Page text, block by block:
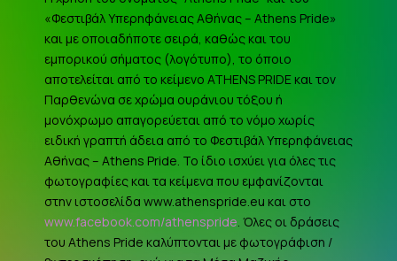
«Φεστιβάλ Υπερηφάνειας Αθήνας – Athens Pride»
και με οποιαδήποτε σειρά, καθώς και του
εμπορικού σήματος (λογότυπο), το όποιο
αποτελείται από το κείμενο ATHENS PRIDE και τον
Παρθενώνα σε χρώμα ουράνιου τόξου ή
μονόχρωμο απαγορεύεται από το νόμο χωρίς
ειδική γραπτή άδεια από το Φεστιβάλ Υπερηφάνειας
Αθήνας – Athens Pride. Το ίδιο ισχύει για όλες τις
φωτογραφίες και τα κείμενα που εμφανίζονται
στην ιστοσελίδα www.athenspride.eu και στο
www.facebook.com/athenspride. Όλες οι δράσεις
του Athens Pride καλύπτονται με φωτογράφιση /